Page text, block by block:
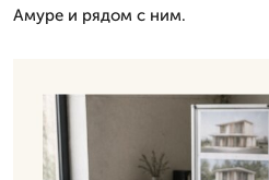
Амуре и рядом с ним.